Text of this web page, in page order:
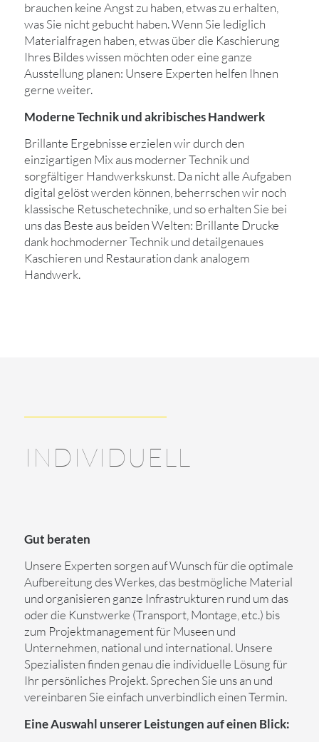
brauchen keine Angst zu haben, etwas zu erhalten,
was Sie nicht gebucht haben. Wenn Sie lediglich
Materialfragen haben, etwas über die Kaschierung
Ihres Bildes wissen möchten oder eine ganze
Ausstellung planen: Unsere Experten helfen Ihnen
gerne weiter.
Moderne Technik und akribisches Handwerk
Brillante Ergebnisse erzielen wir durch den
einzigartigen Mix aus moderner Technik und
sorgfältiger Handwerkskunst. Da nicht alle Aufgaben
digital gelöst werden können, beherrschen wir noch
klassische Retuschetechnike, und so erhalten Sie bei
uns das Beste aus beiden Welten: Brillante Drucke
dank hochmoderner Technik und detailgenaues
Kaschieren und Restauration dank analogem
Handwerk.
INDIVIDUELL
Gut beraten
Unsere Experten sorgen auf Wunsch für die optimale
Aufbereitung des Werkes, das bestmögliche Material
und organisieren ganze Infrastrukturen rund um das
oder die Kunstwerke (Transport, Montage, etc.) bis
zum Projektmanagement für Museen und
Unternehmen, national und international. Unsere
Spezialisten finden genau die individuelle Lösung für
Ihr persönliches Projekt. Sprechen Sie uns an und
vereinbaren Sie einfach unverbindlich einen Termin.
Eine Auswahl unserer Leistungen auf einen Blick: